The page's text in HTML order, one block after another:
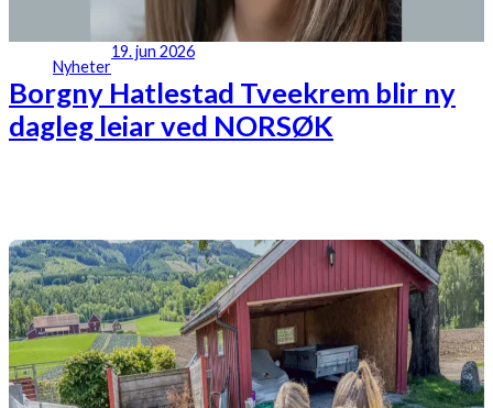
Nyheter
19. jun 2026
Borgny Hatlestad Tveekrem blir ny
dagleg leiar ved NORSØK